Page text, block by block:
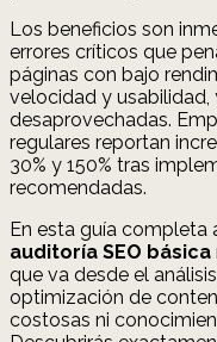
Los beneficios son
errores críticos que
páginas con bajo
velocidad y
desaprovechadas.
regulares reportan
30% y 150% tras
recomendadas.
En esta guía completa
auditoría SEO básica
que va desde el
optimización de
costosas ni